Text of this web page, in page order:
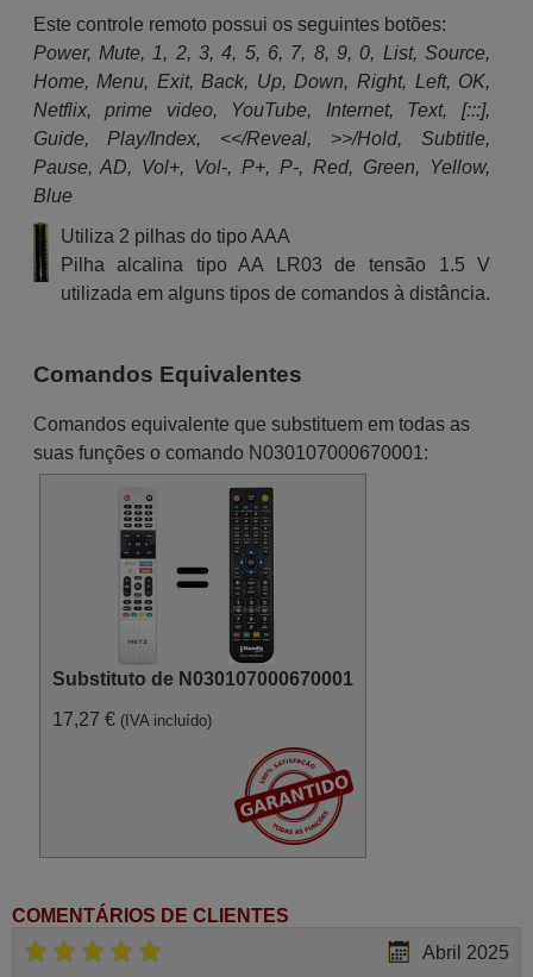
Este controle remoto possui os seguintes botões:
Power, Mute, 1, 2, 3, 4, 5, 6, 7, 8, 9, 0, List, Source,
Home, Menu, Exit, Back, Up, Down, Right, Left, OK,
Netflix, prime video, YouTube, Internet, Text, [:::],
Guide, Play/Index, <</Reveal, >>/Hold, Subtitle,
Pause, AD, Vol+, Vol-, P+, P-, Red, Green, Yellow,
Blue
Utiliza 2 pilhas do tipo AAA
Pilha alcalina tipo AA LR03 de tensão 1.5 V
utilizada em alguns tipos de comandos à distância.
Comandos Equivalentes
Comandos equivalente que substituem em todas as
suas funções o comando N030107000670001:
Substituto de N030107000670001
17,27 € (IVA incluído)
COMENTÁRIOS DE CLIENTES
Abril 2025